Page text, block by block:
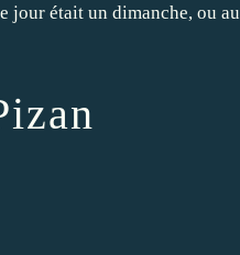
jour était un dimanche, ou au